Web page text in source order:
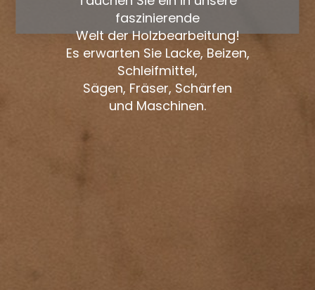
faszinierende
Welt der Holzbearbeitung!
Es erwarten Sie Lacke, Beizen,
Schleifmittel,
Sägen, Fräser, Schärfen
und Maschinen.